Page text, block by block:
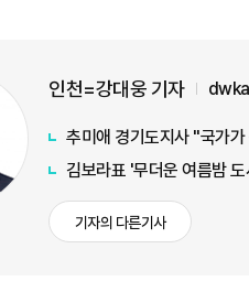
인천=강대웅 기자
추미애 경기도지사 "국가
김보라표 '무더운 여름밤
기자의 다른기사